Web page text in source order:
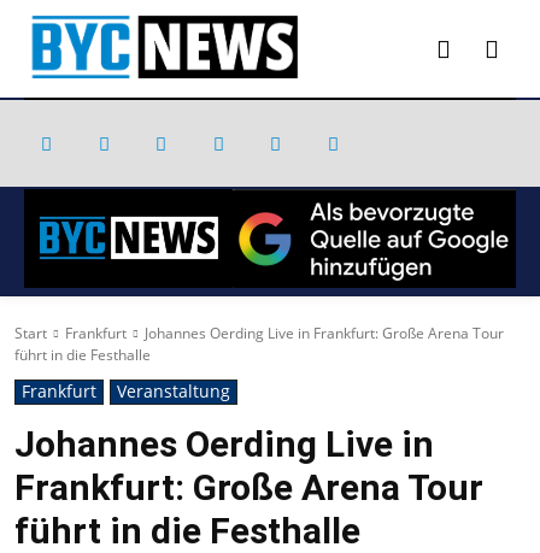
Start Frankfurt
Johannes Oerding Live in Frankfurt: Große Arena Tour
führt in die Festhalle
Frankfurt Veranstaltung
Johannes Oerding Live in
Frankfurt: Große Arena Tour
führt in die Festhalle